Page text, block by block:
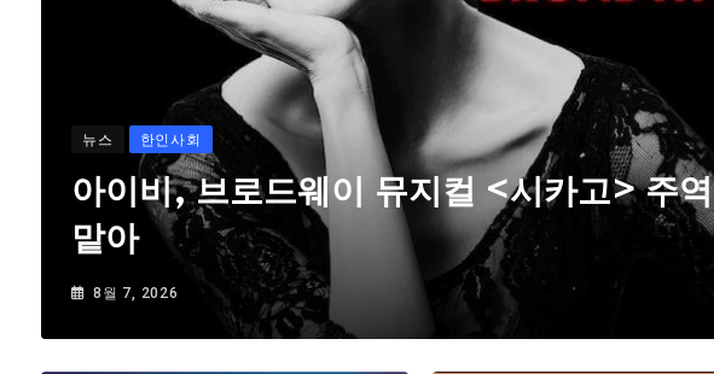
뉴스 한인사회
아이비, 브로드웨이 뮤지컬 <시카고> 주역
맡아
8월 7, 2026